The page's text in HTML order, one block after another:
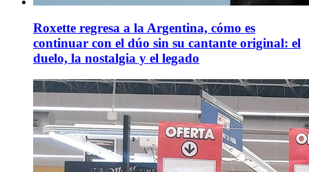
Roxette regresa a la Argentina, cómo es
continuar con el dúo sin su cantante original: el
duelo, la nostalgia y el legado